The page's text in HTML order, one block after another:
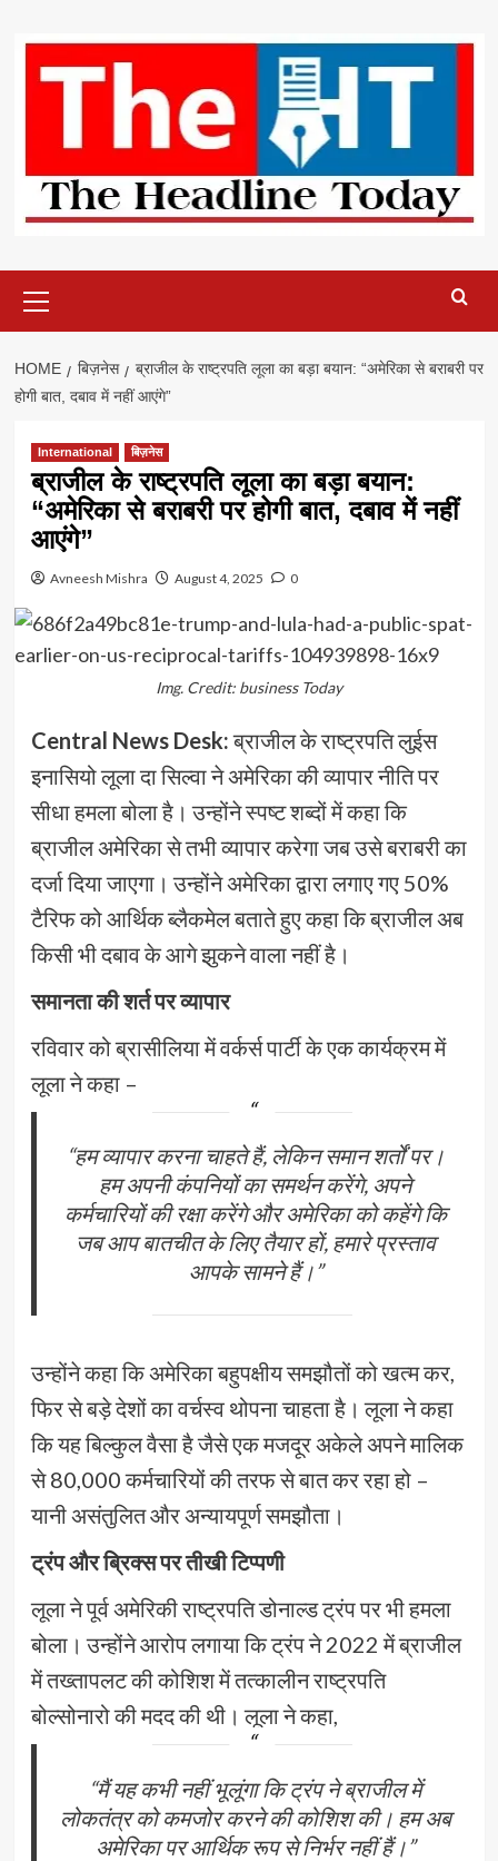
content
Menu
HOME बिज़नेस
ब्राजील के राष्ट्रपति लूला का बड़ा बयान: “अमेरिका से बराबरी पर
होगी बात, दबाव में नहीं आएंगे”
International बिज़नेस
ब्राजील के राष्ट्रपति लूला का बड़ा बयान:
“अमेरिका से बराबरी पर होगी बात, दबाव में नहीं
आएंगे”
Avneesh Mishra August 4, 2025 0
Img. Credit: business Today
Central News Desk:ब्राजील के राष्ट्रपति लुईस
इनासियो लूला दा सिल्वा ने अमेरिका की व्यापार नीति पर
सीधा हमला बोला है। उन्होंने स्पष्ट शब्दों में कहा कि
ब्राजील अमेरिका से तभी व्यापार करेगा जब उसे बराबरी का
दर्जा दिया जाएगा। उन्होंने अमेरिका द्वारा लगाए गए 50%
टैरिफ को आर्थिक ब्लैकमेल बताते हुए कहा कि ब्राजील अब
किसी भी दबाव के आगे झुकने वाला नहीं है।
समानता की शर्त पर व्यापार
रविवार को ब्रासीलिया में वर्कर्स पार्टी के एक कार्यक्रम में
लूला ने कहा –
“हम व्यापार करना चाहते हैं, लेकिन समान शर्तों पर।
हम अपनी कंपनियों का समर्थन करेंगे, अपने
कर्मचारियों की रक्षा करेंगे और अमेरिका को कहेंगे कि
जब आप बातचीत के लिए तैयार हों, हमारे प्रस्ताव
आपके सामने हैं।”
उन्होंने कहा कि अमेरिका बहुपक्षीय समझौतों को खत्म कर,
फिर से बड़े देशों का वर्चस्व थोपना चाहता है। लूला ने कहा
कि यह बिल्कुल वैसा है जैसे एक मजदूर अकेले अपने मालिक
से 80,000 कर्मचारियों की तरफ से बात कर रहा हो –
यानी असंतुलित और अन्यायपूर्ण समझौता।
ट्रंप और ब्रिक्स पर तीखी टिप्पणी
लूला ने पूर्व अमेरिकी राष्ट्रपति डोनाल्ड ट्रंप पर भी हमला
बोला। उन्होंने आरोप लगाया कि ट्रंप ने 2022 में ब्राजील
में तख्तापलट की कोशिश में तत्कालीन राष्ट्रपति
बोल्सोनारो की मदद की थी। लूला ने कहा,
“मैं यह कभी नहीं भूलूंगा कि ट्रंप ने ब्राजील में
लोकतंत्र को कमजोर करने की कोशिश की। हम अब
अमेरिका पर आर्थिक रूप से निर्भर नहीं हैं।”